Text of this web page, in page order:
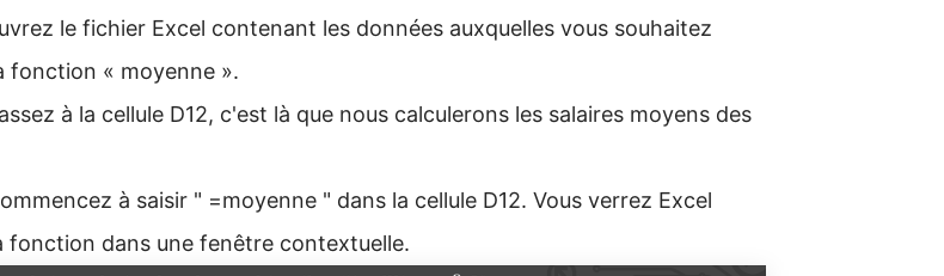
le fichier Excel contenant les données auxquelles vous souhaitez
fonction « moyenne ».
à la cellule D12, c'est là que nous calculerons les salaires moyens des
à saisir " =moyenne " dans la cellule D12. Vous verrez Excel
fonction dans une fenêtre contextuelle.